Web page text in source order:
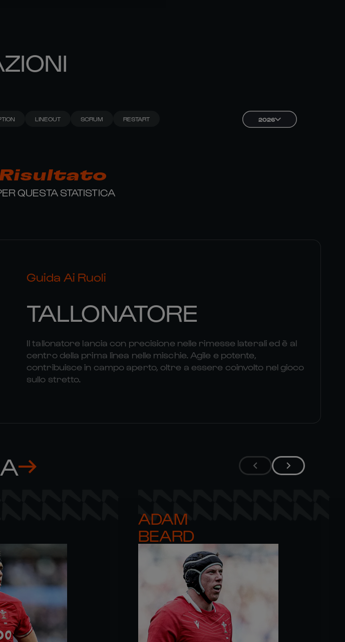
LINEOUT SCRUM RESTART 2026
Risultato
QUESTA STATISTICA
Guida Ai Ruoli
TALLONATORE
Il tallonatore lancia con precisione nelle rimesse laterali ed è al
centro della prima linea nelle mischie. Agile e potente,
contribuisce in campo aperto, oltre a essere coinvolto nel gioco
sullo stretto.
ADAM
BEARD